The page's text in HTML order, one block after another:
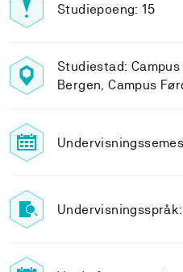
Studiepoeng: 15
Studiestad:
Bergen, Campus